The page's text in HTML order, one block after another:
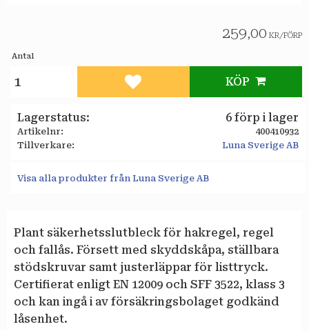
259,00 KR/FÖRP
Antal
KÖP
Lägg till i favoriter
Lagerstatus 6 förp i lager
Artikelnr
400410932
Tillverkare
Luna Sverige AB
Visa alla produkter från Luna Sverige AB
Plant säkerhetsslutbleck för hakregel, regel
och fallås. Försett med skyddskåpa, ställbara
stödskruvar samt justerläppar för listtryck.
Certifierat enligt EN 12009 och SFF 3522, klass 3
och kan ingå i av försäkringsbolaget godkänd
låsenhet.